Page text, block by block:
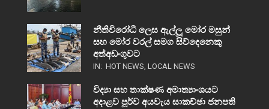
නීතිවිරෝධී ලෙස ඇල්ලූ මෝර මසුන්
සහ මෝර වරල් සමග සිව්දෙනෙකු
අත්අඩංගුවට
IN: HOT NEWS, LOCAL NEWS
විද්‍යා සහ තාක්ෂණ අමාත්‍යාංශයට
අදාළව පූර්ව අයවැය සාකච්ඡා ජනපති